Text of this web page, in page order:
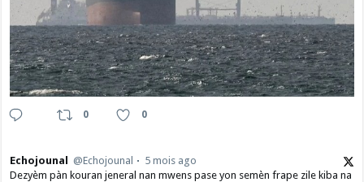
0 0
Echojounal @Echojounal
5 mois ago
Dezyèm pàn kouran jeneral nan mwens pase yon semèn frape zile kiba na